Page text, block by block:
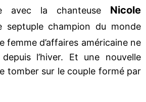
avec la chanteuse Nicole
septuple champion du monde
femme d’affaires américaine ne
l’hiver. Et une nouvelle
tomber sur le couple formé par